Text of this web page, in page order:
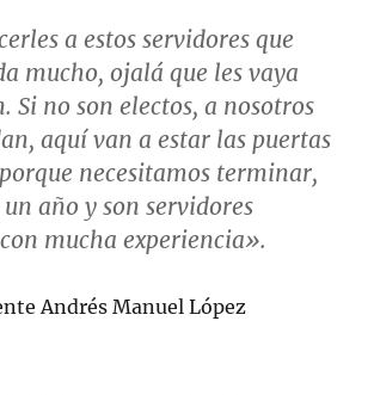
a estos servidores que
mucho, ojalá que les vaya
Si no son electos, a nosotros
aquí van a estar las puertas
necesitamos terminar,
año y son servidores
mucha experiencia».
Andrés Manuel López